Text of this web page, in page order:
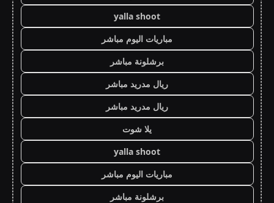
yalla shoot
مباريات اليوم مباشر
برشلونة مباشر
ريال مدريد مباشر
ريال مدريد مباشر
يلا شوت
yalla shoot
مباريات اليوم مباشر
برشلونة مباشر